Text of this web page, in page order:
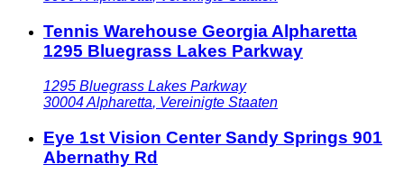
Tennis Warehouse Georgia Alpharetta
1295 Bluegrass Lakes Parkway
1295 Bluegrass Lakes Parkway
30004Alpharetta, Vereinigte Staaten
Eye 1st Vision Center Sandy Springs 901
Abernathy Rd